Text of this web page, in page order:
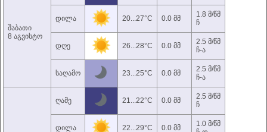
შაბათი
8 აგვისტო
დილა 20...27°C 0.0 მმ
1.8 მ/წმ
ჩ
დღე 26...28°C 0.0 მმ
2.5 მ/წმ
ჩ-ა
საღამო 23...25°C 0.0 მმ
2.5 მ/წმ
ჩ-ა
ღამე 21...22°C 0.0 მმ
2.5 მ/წმ
ჩ
დილა 22...29°C 0.0 მმ
1.0 მ/წმ